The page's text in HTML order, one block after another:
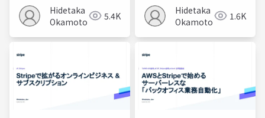
Hidetaka
Okamoto
5.4K
Hidetaka
Okamoto
1.6K